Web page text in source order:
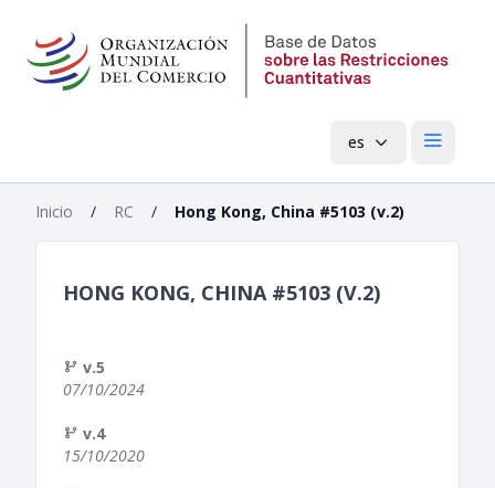
es Menú
Inicio / RC / Hong Kong, China #5103 (v.2)
HONG KONG, CHINA #5103 (V.2)
v.5
07/10/2024
v.4
15/10/2020